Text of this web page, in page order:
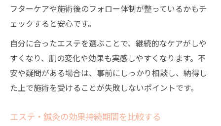
フターケアや施術後のフォロー体制が整っているかもチ
ェックすると安心です。
自分に合ったエステを選ぶことで、継続的なケアがしや
すくなり、肌の変化や効果も実感しやすくなります。不
安や疑問がある場合は、事前にしっかり相談し、納得し
た上で施術を受けることが失敗しないポイントです。
エステ・鍼灸の効果持続期間を比較する